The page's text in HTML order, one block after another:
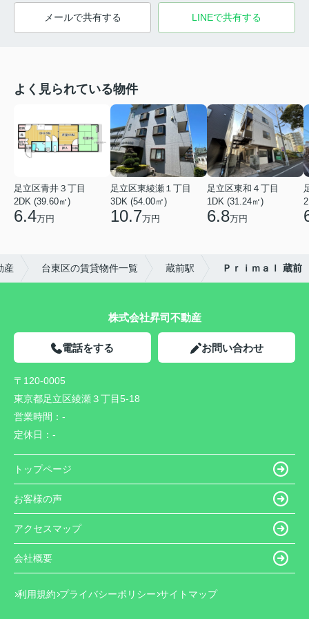
メールで共有する LINEで共有する
よく見られている物件
足立区青井３丁目
2DK (39.60㎡)
6.4万円
足立区東綾瀬１丁目
3DK (54.00㎡)
10.7万円
足立区東和４丁目
1DK (31.24㎡)
6.8万円
産 台東区の賃貸物件一覧 蔵前駅 Ｐｒｉｍａｌ 蔵前
株式会社昇司不動産
電話をする お問い合わせ
〒120-0005
東京都足立区綾瀬３丁目5-18
営業時間： -
定休日： -
トップページ
お客様の声
アクセスマップ
会社概要
利用規約 プライバシーポリシー サイトマップ